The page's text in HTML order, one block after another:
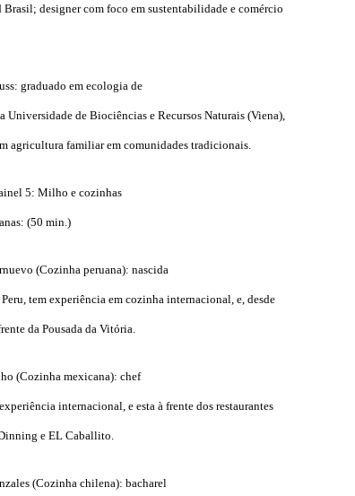
Brasil; designer com foco em sustentabilidade e comércio
graduado em ecologia de
Universidade de Biociências e Recursos Naturais (Viena),
agricultura familiar em comunidades tradicionais.
5: Milho e cozinhas
(50 min.)
(Cozinha peruana): nascida
tem experiência em cozinha internacional, e, desde
da Pousada da Vitória.
(Cozinha mexicana): chef
internacional, e esta à frente dos restaurantes
e EL Caballito.
(Cozinha chilena): bacharel